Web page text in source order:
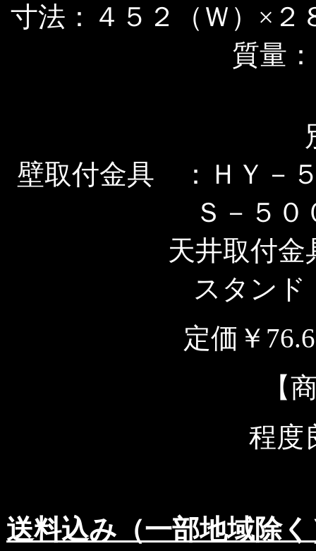
寸法：４５２（Ｗ）×２
質量
壁取付金具 ：ＨＹ－
Ｓ－５
天井取付金
スタンド
定価￥
【
程度
送料込み（一部地域除